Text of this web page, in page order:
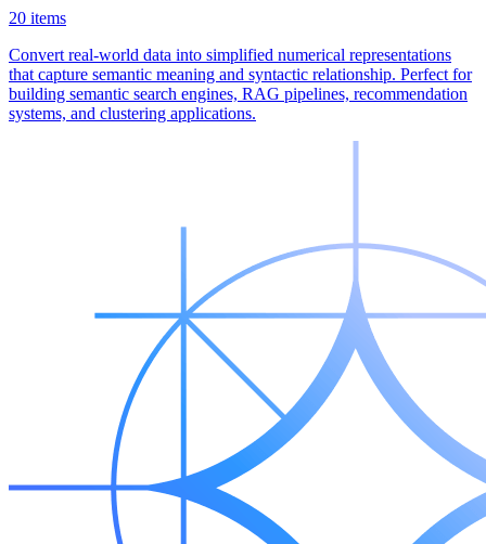
20 items
Convert real-world data into simplified numerical representations
that capture semantic meaning and syntactic relationship. Perfect for
building semantic search engines, RAG pipelines, recommendation
systems, and clustering applications.